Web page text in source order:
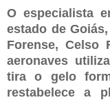
O especialista
estado de
Forense, Celso
aeronaves
tira o gelo
restabelece a